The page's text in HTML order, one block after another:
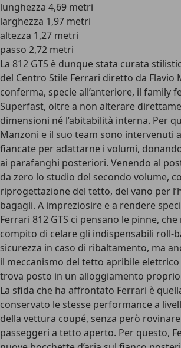
lunghezza 4,69 metri
larghezza 1,97 metri
altezza 1,27 metri
passo 2,72 metri
La 812 GTS è dunque stata curata
del Centro Stile Ferrari diretto da Flavio
conferma, specie all’anteriore, il family
Superfast, oltre a non alterare
dimensioni né l’abitabilità interna. Per
Manzoni e il suo team sono intervenuti
fiancate per adattarne i volumi,
ai parafanghi posteriori. Venendo al
da zero lo studio del secondo volume,
riprogettazione del tetto, del vano per
bagagli. A impreziosire e a rendere
Ferrari 812 GTS ci pensano le pinne,
compito di celare gli indispensabili roll-
sicurezza in caso di ribaltamento, ma
il meccanismo del tetto apribile
trova posto in un alloggiamento
La sfida che ha affrontato Ferrari è
conservato le stesse performance a
della vettura coupé, senza però
passeggeri a tetto aperto. Per questo,